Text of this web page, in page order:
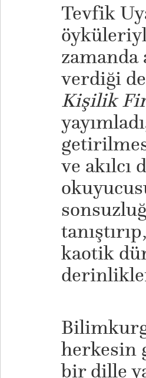
Tevfik
zamanda
verdiği
Kişilik
ve akılcı
kaotik
herkesin
bir dille